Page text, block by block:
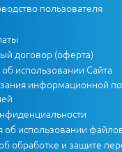
пользователя
договор (оферта)
использовании Сайта
информационной
использовании
обработке и защите